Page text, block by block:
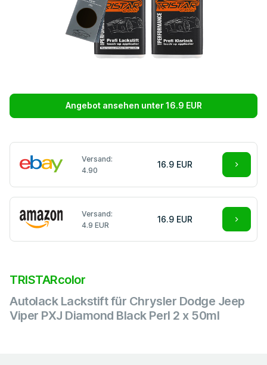
Angebot ansehen unter 16.9 EUR
Versand:
4.90
16.9 EUR
Versand:
4.9 EUR
16.9 EUR
TRISTARcolor
Autolack Lackstift für Chrysler Dodge Jeep
Viper PXJ Diamond Black Perl 2 x 50ml